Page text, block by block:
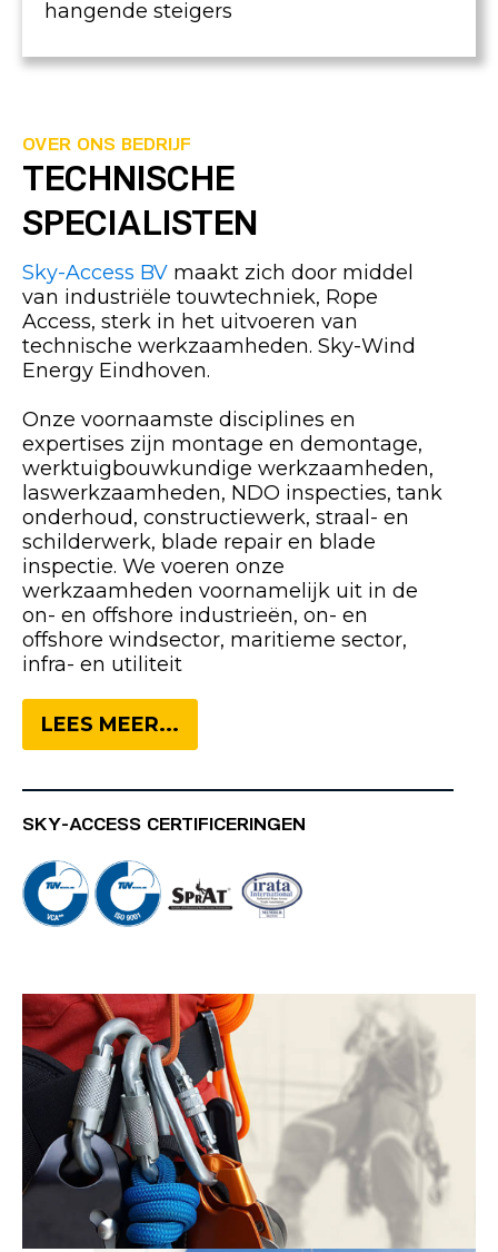
hangende steigers
OVER ONS BEDRIJF
TECHNISCHE
SPECIALISTEN
Sky-Access BV maakt zich door middel
van industriële touwtechniek, Rope
Access, sterk in het uitvoeren van
technische werkzaamheden. Sky-Wind
Energy Eindhoven.
Onze voornaamste disciplines en
expertises zijn montage en demontage,
werktuigbouwkundige werkzaamheden,
laswerkzaamheden, NDO inspecties, tank
onderhoud, constructiewerk, straal- en
schilderwerk, blade repair en blade
inspectie. We voeren onze
werkzaamheden voornamelijk uit in de
on- en offshore industrieën, on- en
offshore windsector, maritieme sector,
infra- en utiliteit
LEES MEER...
SKY-ACCESS CERTIFICERINGEN